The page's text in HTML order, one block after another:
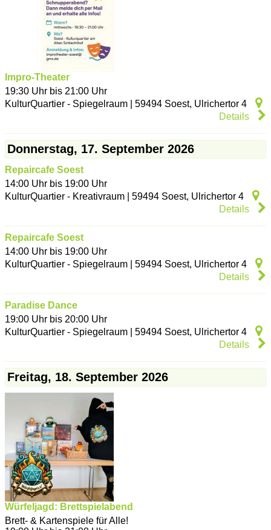
Impro-Theater
19:30 Uhr bis 21:00 Uhr
KulturQuartier - Spiegelraum
59494 Soest, Ulrichertor 4
Details
Donnerstag, 17. September 2026
Repaircafe Soest
14:00 Uhr bis 19:00 Uhr
KulturQuartier - Kreativraum
59494 Soest, Ulrichertor 4
Details
Repaircafe Soest
14:00 Uhr bis 19:00 Uhr
KulturQuartier - Spiegelraum
59494 Soest, Ulrichertor 4
Details
Paradise Dance
19:00 Uhr bis 20:00 Uhr
KulturQuartier - Spiegelraum
59494 Soest, Ulrichertor 4
Details
Freitag, 18. September 2026
Würfeljagd: Brettspielabend
Brett- & Kartenspiele für Alle!